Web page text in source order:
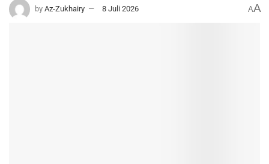
by Az-Zukhairy 8 Juli 2026 AA